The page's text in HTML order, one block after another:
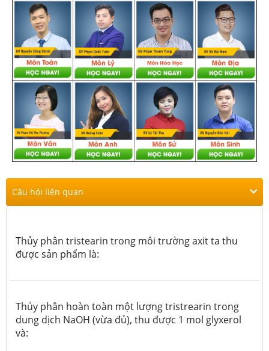
Câu hỏi liên quan
Thủy phân tristearin trong môi trường axit ta thu
được sản phẩm là:
Thủy phân hoàn toàn một lượng tristrearin trong
dung dịch NaOH (vừa đủ), thu được 1 mol glyxerol
và: